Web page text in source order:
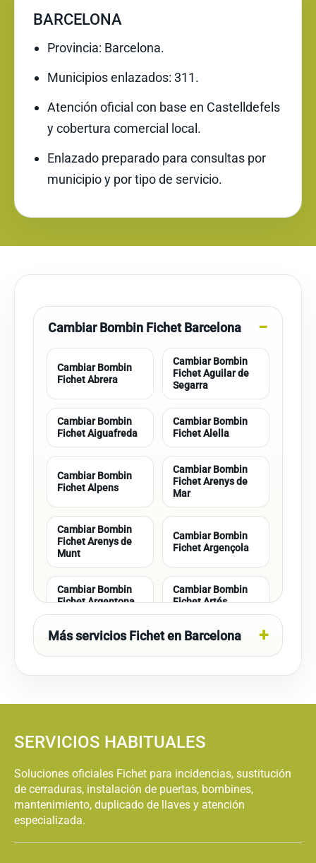
BARCELONA
Provincia: Barcelona.
Municipios enlazados: 311.
Atención oficial con base en Castelldefels
y cobertura comercial local.
Enlazado preparado para consultas por
municipio y por tipo de servicio.
Cambiar Bombin Fichet Barcelona
Cambiar Bombin
Fichet Abrera
Cambiar Bombin
Fichet Aguilar de
Segarra
Cambiar Bombin
Fichet Aiguafreda
Cambiar Bombin
Fichet Alella
Cambiar Bombin
Fichet Alpens
Cambiar Bombin
Fichet Arenys de
Mar
Cambiar Bombin
Fichet Arenys de
Munt
Cambiar Bombin
Fichet Argençola
Cambiar Bombin
Fichet Argentona
Cambiar Bombin
Fichet Artés
Cambiar Bombin
Cambiar Bombin
Fichet Badalona
Cambiar Bombin
Vallès
Cambiar Bombin
Cambiar Bombin
Fichet Balenyà
Cambiar Bombin
Más servicios Fichet en Barcelona
SERVICIOS HABITUALES
Soluciones oficiales Fichet para incidencias, sustitución
de cerraduras, instalación de puertas, bombines,
mantenimiento, duplicado de llaves y atención
especializada.